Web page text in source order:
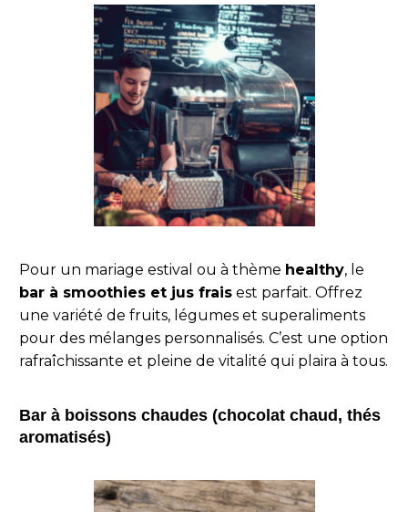
Pour un mariage estival ou à thème healthy, le
bar à smoothies et jus frais est parfait. Offrez
une variété de fruits, légumes et superaliments
pour des mélanges personnalisés. C’est une option
rafraîchissante et pleine de vitalité qui plaira à tous.
Bar à boissons chaudes (chocolat chaud, thés
aromatisés)